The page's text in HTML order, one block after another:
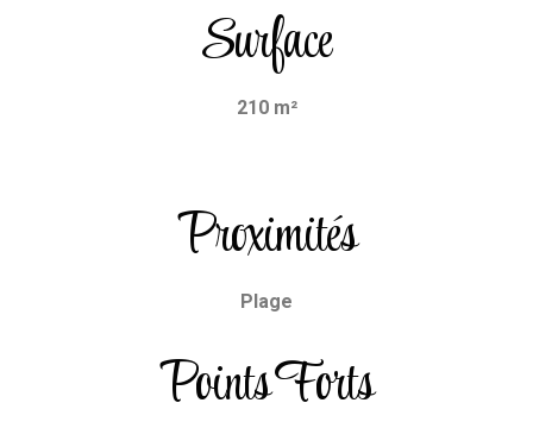
Surface
210 m²
Proximités
Plage
Points Forts